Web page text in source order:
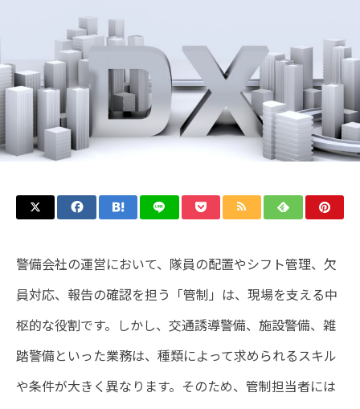
警備会社の運営において、隊員の配置やシフト管理、欠
員対応、報告の確認を担う「管制」は、現場を支える中
枢的な役割です。しかし、交通誘導警備、施設警備、雑
踏警備といった業務は、種類によって求められるスキル
や条件が大きく異なります。そのため、管制担当者には